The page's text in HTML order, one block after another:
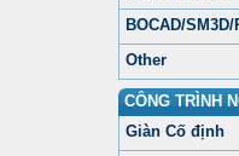
BOCAD/SM3D/
Other
CÔNG TRÌNH
Giàn Cố định